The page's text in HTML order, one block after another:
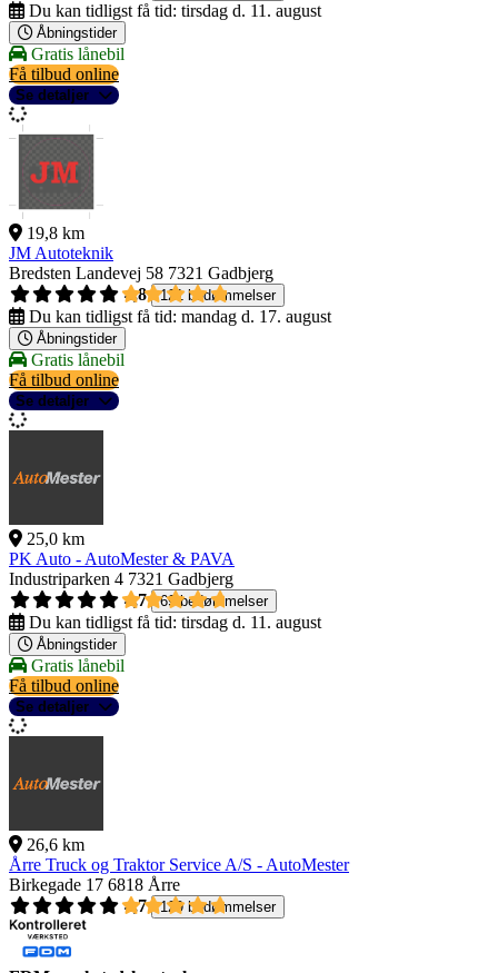
Du kan tidligst få tid: tirsdag d. 11. august
Åbningstider
Gratis lånebil
Få tilbud online
Se detaljer
19,8 km
JM Autoteknik
Bredsten Landevej 58 7321 Gadbjerg
4,8
121 bedømmelser
Du kan tidligst få tid: mandag d. 17. august
Åbningstider
Gratis lånebil
Få tilbud online
Se detaljer
25,0 km
PK Auto - AutoMester & PAVA
Industriparken 4 7321 Gadbjerg
4,7
69 bedømmelser
Du kan tidligst få tid: tirsdag d. 11. august
Åbningstider
Gratis lånebil
Få tilbud online
Se detaljer
26,6 km
Årre Truck og Traktor Service A/S - AutoMester
Birkegade 17 6818 Årre
4,7
129 bedømmelser